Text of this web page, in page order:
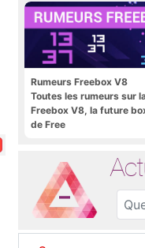
Rumeurs Freebox V8
Toutes les rumeurs sur
Freebox V8, la future
de Free